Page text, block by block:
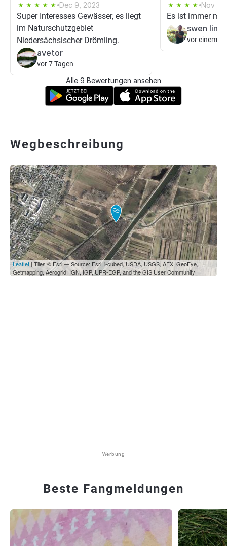
Dec 9, 2023
Super Interesses Gewässer, es liegt
im Naturschutzgebiet
Niedersächsischer Drömling.
avetor
vor 7 Tagen
Nov
Es ist immer mit
swen linke
vor einem
Alle 9 Bewertungen ansehen
Wegbeschreibung
Leaflet | Tiles © Esri — Source: Esri, i-cubed, USDA, USGS, AEX, GeoEye,
Getmapping, Aerogrid, IGN, IGP, UPR-EGP, and the GIS User Community
Werbung
Beste Fangmeldungen